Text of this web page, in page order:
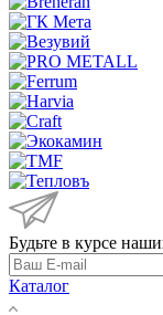
Будьте в курсе
Каталог